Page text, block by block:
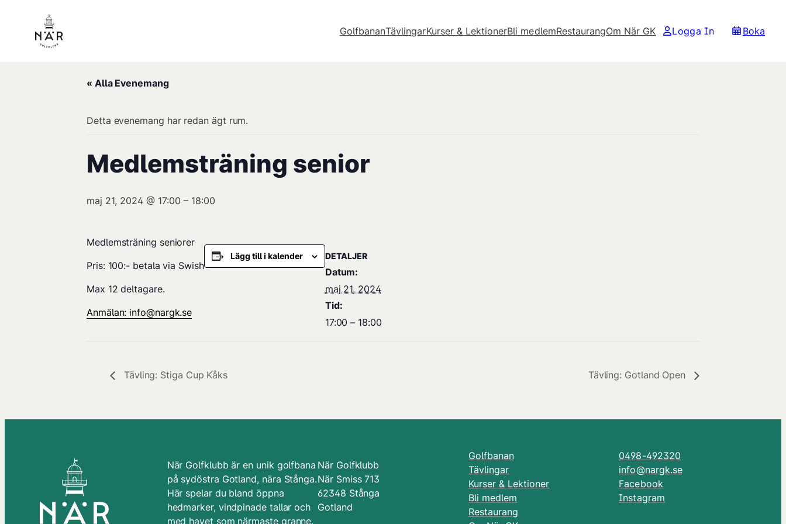
GolfbananTävlingarKurser & LektionerBli medlemRestaurangOm När GK Logga In Boka
« Alla Evenemang
Detta evenemang har redan ägt rum.
Medlemsträning senior
maj 21, 2024 @ 17:00 – 18:00
Medlemsträning seniorer
Pris: 100:- betala via Swish
Max 12 deltagare.
Anmälan: info@nargk.se
Lägg till i kalender DETALJER
Datum:
maj 21, 2024
Tid:
17:00 – 18:00
Tävling: Stiga Cup Kåks Tävling: Gotland Open
När Golfklubb är en unik golfbana
på sydöstra Gotland, nära Stånga.
Här spelar du bland öppna
hedmarker, vindpinade tallar och
med havet som närmaste granne.
När Golfklubb
När Smiss 713
62348 Stånga
Gotland
Golfbanan
Tävlingar
Kurser & Lektioner
Bli medlem
Restaurang
0498-492320
info@nargk.se
Facebook
Instagram